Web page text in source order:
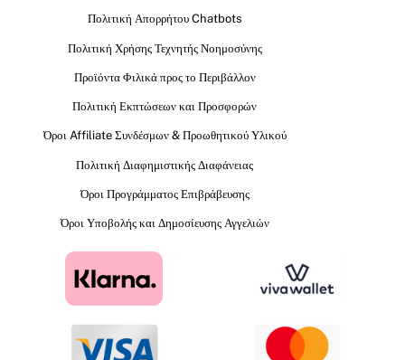
Πολιτική Απορρήτου Chatbots
Πολιτική Χρήσης Τεχνητής Νοημοσύνης
Προϊόντα Φιλικά προς το Περιβάλλον
Πολιτική Εκπτώσεων και Προσφορών
Όροι Affiliate Συνδέσμων & Προωθητικού Υλικού
Πολιτική Διαφημιστικής Διαφάνειας
Όροι Προγράμματος Επιβράβευσης
Όροι Υποβολής και Δημοσίευσης Αγγελιών